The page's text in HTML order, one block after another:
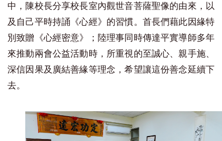
中，陳校長分享校長室內觀世音菩薩聖像的由來，以
及自己平時持誦《心經》的習慣。首長們藉此因緣特
別致贈《心經密意》；陸理事同時傳達平實導師多年
來推動兩會公益活動時，所重視的至誠心、親手施、
深信因果及廣結善緣等理念，希望讓這份善念延續下
去。